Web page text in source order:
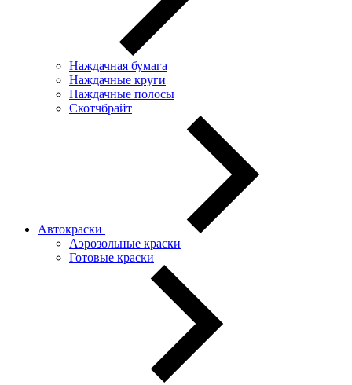
Наждачная бумага
Наждачные круги
Наждачные полосы
Скотчбрайт
Автокраски
Аэрозольные краски
Готовые краски